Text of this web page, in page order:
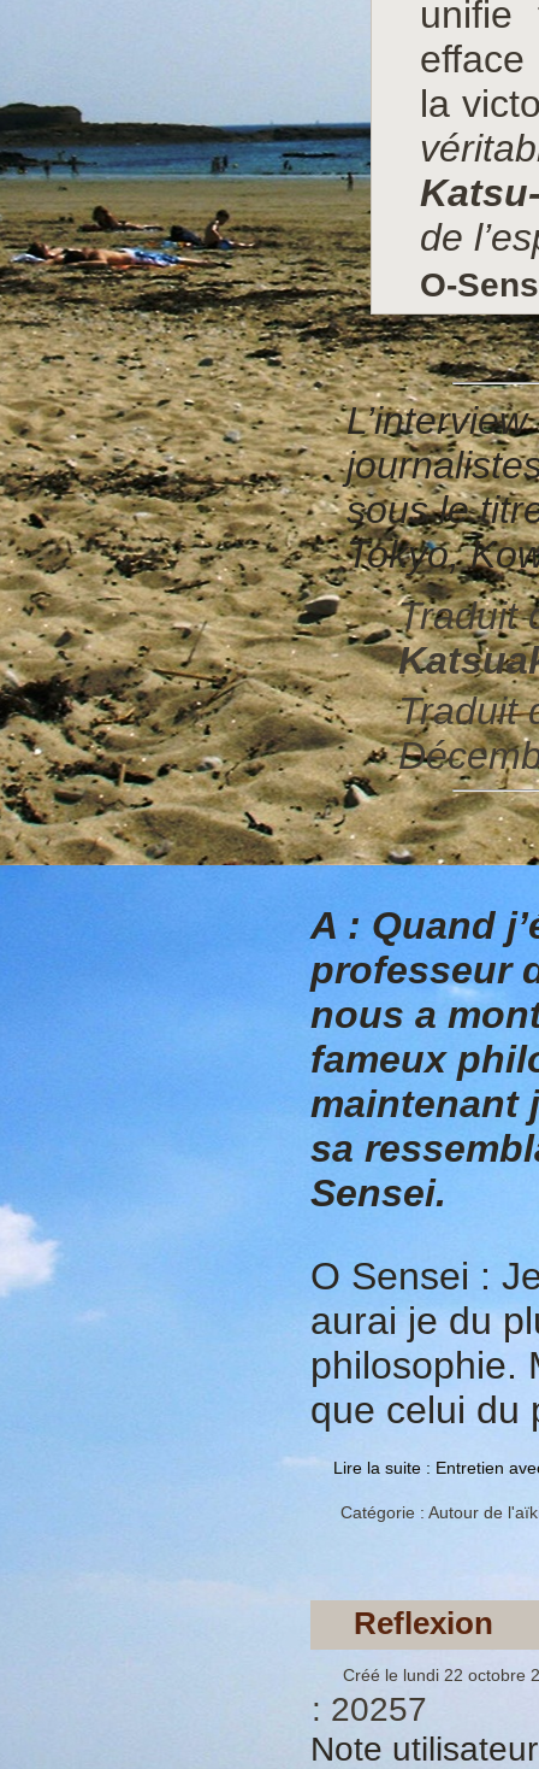
efface
la
de
O-
sous le
Tokyo,
Traduit
Traduit
A : Quand
professeur
nous a
fameux
maintenant
sa
Sensei.
O Sensei :
aurai je du
philosophie.
que celui du
Lire la suite : Entretien
Catégorie : Autour de
Reflexion
Créé le lundi 22 octobre
: 20257
Note